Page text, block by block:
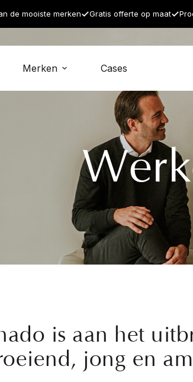
de mooiste merken Gratis offerte op maat
Merken Cases
is aan het
jong en